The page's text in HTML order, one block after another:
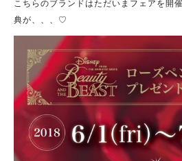
こちらのブランドはただいまフェアを開
典が、、、♡